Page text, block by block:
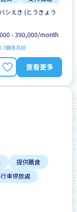
男性首選
シえき (とうきょう
- 390,000/month
3個多月前
查看更多
提供膳食
車停放處